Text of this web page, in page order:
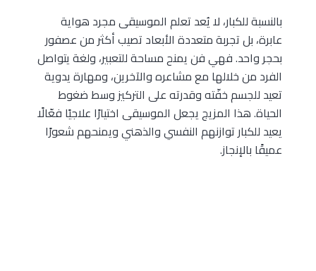
بالنسبة للكبار، لا يُعد تعلم الموسيقى مجرد هواية
عابرة، بل تجربة متعددة الأبعاد تصيب أكثر من عصفور
بحجر واحد. فهي فن يمنح مساحة للتعبير، ولغة يتواصل
الفرد من خلالها مع مشاعره والآخرين، ومهارة يدوية
تعيد للجسم خفّته وقدرته على التركيز وسط ضغوط
الحياة. هذا المزيج يجعل الموسيقى اختيارًا علاجيًا فعّالًا
يعيد للكبار توازنهم النفسي والذهني ويمنحهم شعورًا
عميقًا بالإنجاز.